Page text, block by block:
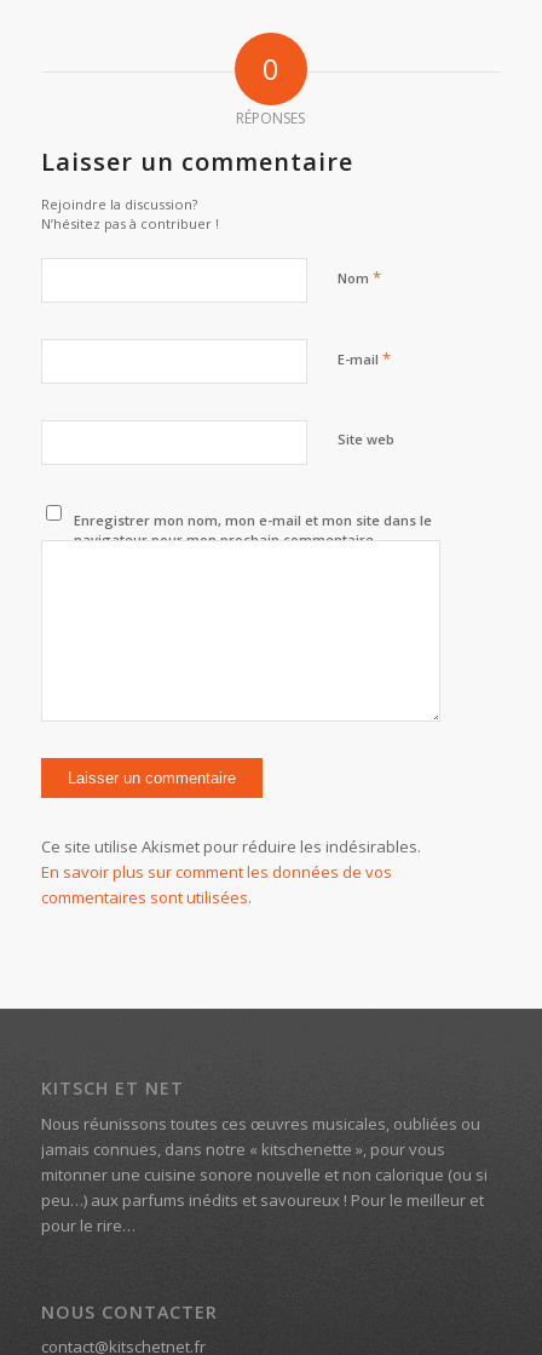
0
RÉPONSES
Laisser un commentaire
Rejoindre la discussion?
N’hésitez pas à contribuer !
Nom *
E-mail *
Site web
Enregistrer mon nom, mon e-mail et mon site dans le
navigateur pour mon prochain commentaire.
Ce site utilise Akismet pour réduire les indésirables.
En savoir plus sur comment les données de vos
commentaires sont utilisées.
KITSCH ET NET
Nous réunissons toutes ces œuvres musicales, oubliées ou
jamais connues, dans notre « kitschenette », pour vous
mitonner une cuisine sonore nouvelle et non calorique (ou si
peu…) aux parfums inédits et savoureux ! Pour le meilleur et
pour le rire…
NOUS CONTACTER
contact@kitschetnet.fr